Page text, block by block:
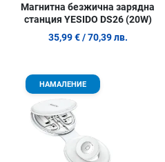
Магнитна безжична зарядна
станция YESIDO DS26 (20W)
35,99 € / 70,39 лв.
Добави в любими
Сравни продукт
НАМАЛЕНИЕ